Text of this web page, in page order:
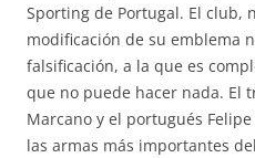
Sporting de Portugal. El club,
modificación de su emblema
falsificación, a la que es
que no puede hacer nada. El
Marcano y el portugués
las armas más importantes